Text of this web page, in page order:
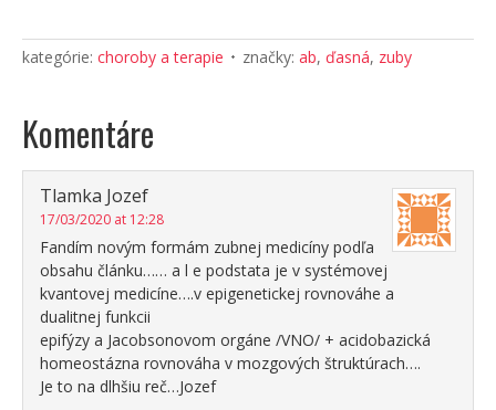
kategórie: choroby a terapie značky: ab, ďasná, zuby
Komentáre
Tlamka Jozef
17/03/2020 at 12:28
Fandím novým formám zubnej medicíny podľa
obsahu článku…… a l e podstata je v systémovej
kvantovej medicíne….v epigenetickej rovnováhe a
dualitnej funkcii
epifýzy a Jacobsonovom orgáne /VNO/ + acidobazická
homeostázna rovnováha v mozgových štruktúrach….
Je to na dlhšiu reč…Jozef